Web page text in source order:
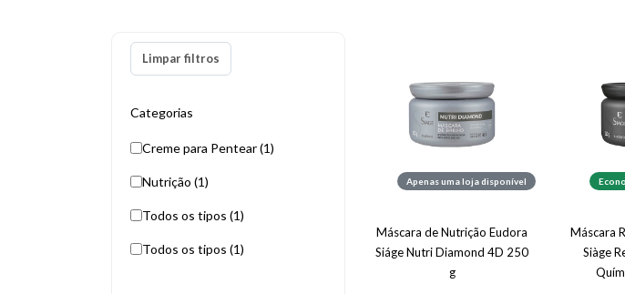
Limpar filtros
Categorias
Creme para Pentear (1)
Nutrição (1)
Todos os tipos (1)
Todos os tipos (1)
Apenas uma loja disponível
Máscara de Nutrição Eudora
Siáge Nutri Diamond 4D 250
g
Máscara
Siàge